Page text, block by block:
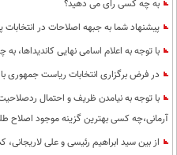
به چه کسی رای می دهید؟
پیشنهاد شما به جبهه اصلاحات در
با توجه به اعلام اسامی نهایی کاندیداها،
در فرض برگزاری انتخابات ریاست جمهوری
با توجه به نیامدن ظریف و احتمال
آرمانی،چه کسی بهترین گزینه موجود اصلاح
از بین سید ابراهیم رئیسی و علی